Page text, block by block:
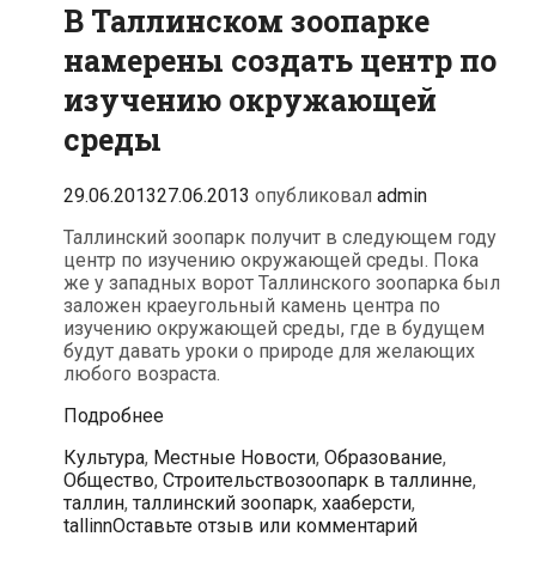
В Таллинском зоопарке
намерены создать центр по
изучению окружающей
среды
29.06.201327.06.2013 опубликовал admin
Таллинский зоопарк получит в следующем году
центр по изучению окружающей среды. Пока
же у западных ворот Таллинского зоопарка был
заложен краеугольный камень центра по
изучению окружающей среды, где в будущем
будут давать уроки о природе для желающих
любого возраста.
ПодробнееВ
зоопарке
намерены
создать
центр
Рубрики
Культура, Местные Новости, Образование,
Общество, СтроительствоТеги
зоопарк в таллинне,
таллин, таллинский зоопарк, хааберсти,
tallinnОставьте отзыв или комментарий